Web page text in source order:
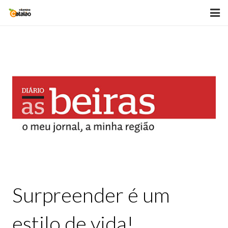
SOBRE
PALESTRAS
Surpreender é um